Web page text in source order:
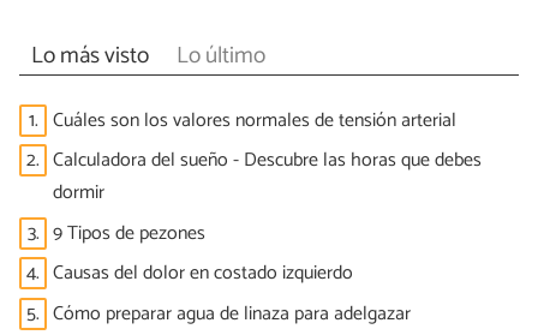
Lo más visto Lo último
1. Cuáles son los valores normales de tensión arterial
2. Calculadora del sueño - Descubre las horas que debes
dormir
3. 9 Tipos de pezones
4. Causas del dolor en costado izquierdo
5. Cómo preparar agua de linaza para adelgazar